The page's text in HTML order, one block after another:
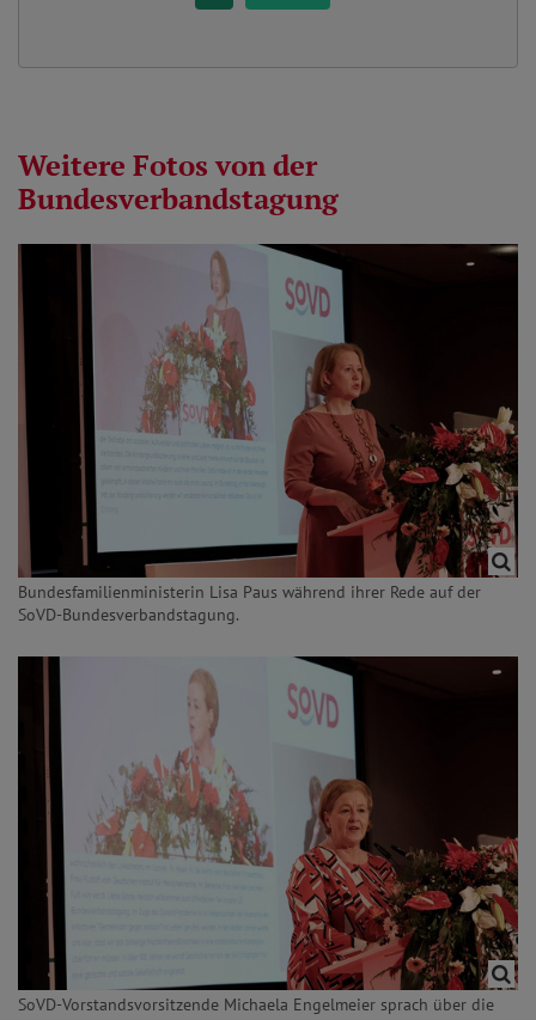
Weitere Fotos von der
Bundesverbandstagung
Bundesfamilienministerin Lisa Paus während ihrer Rede auf der
SoVD-Bundesverbandstagung.
SoVD-Vorstandsvorsitzende Michaela Engelmeier sprach über die